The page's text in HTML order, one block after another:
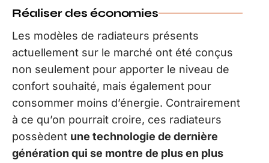
Réaliser des économies
Les modèles de radiateurs présents
actuellement sur le marché ont été conçus
non seulement pour apporter le niveau de
confort souhaité, mais également pour
consommer moins d’énergie. Contrairement
à ce qu’on pourrait croire, ces radiateurs
possèdent une technologie de dernière
génération qui se montre de plus en plus